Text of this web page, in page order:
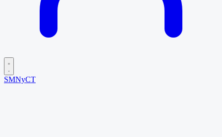
SMNyCT